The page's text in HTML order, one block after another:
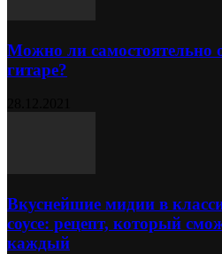
Можно ли самостоятельно
гитаре?
Вкуснейшие мидии в
соусе: рецепт, который
каждый